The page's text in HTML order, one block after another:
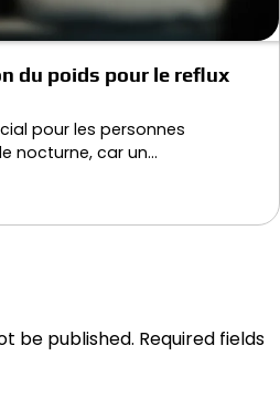
du poids pour le reflux
pour les personnes
nocturne, car un…
be published. Required fields